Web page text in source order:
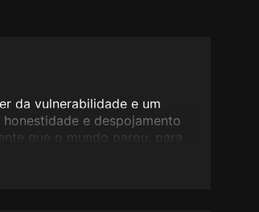
da vulnerabilidade e um
e despojamento
que o mundo parou, para
entre ambos e as suas